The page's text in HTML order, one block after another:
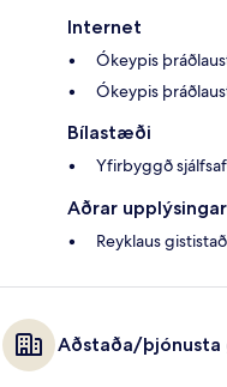
Internet
Ókeypis
Ókeypis
Bílastæði
Yfirbyggð
Aðrar upplýsingar
Reyklaus
Aðstaða/þjónusta